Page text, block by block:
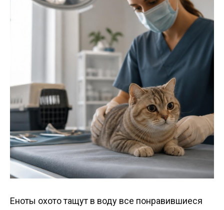
Еноты охото тащут в воду все понравившиеся